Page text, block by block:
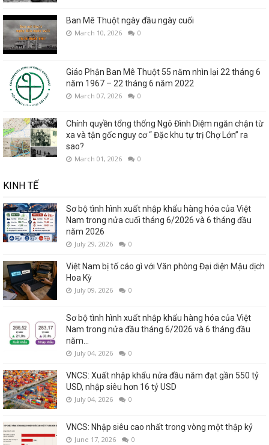
Ban Mê Thuột ngày đầu ngày cuối
March 10, 2026 0
Giáo Phận Ban Mê Thuột 55 năm nhìn lại 22 tháng 6
năm 1967 – 22 tháng 6 năm 2022
March 07, 2026 0
Chính quyền tổng thống Ngô Đình Diệm ngăn chận từ
xa và tận gốc nguy cơ “ Đặc khu tự trị Chợ Lớn” ra
sao?
March 01, 2026 0
KINH TẾ
Sơ bộ tình hình xuất nhập khẩu hàng hóa của Việt
Nam trong nửa cuối tháng 6/2026 và 6 tháng đầu
năm 2026
July 29, 2026 0
Việt Nam bị tố cáo gì với Văn phòng Đại diện Mậu dịch
Hoa Kỳ
July 09, 2026 0
Sơ bộ tình hình xuất nhập khẩu hàng hóa của Việt
Nam trong nửa đầu tháng 6/2026 và 6 tháng đầu
năm...
July 04, 2026 0
VNCS: Xuất nhập khẩu nửa đầu năm đạt gần 550 tỷ
USD, nhập siêu hơn 16 tỷ USD
July 04, 2026 0
VNCS: Nhập siêu cao nhất trong vòng một thập kỷ
June 17, 2026 0